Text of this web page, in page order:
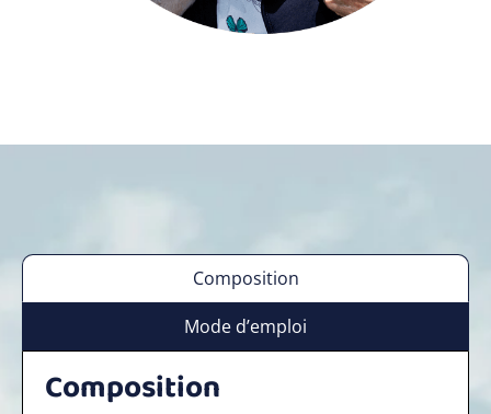
Composition
Mode d’emploi
Composition